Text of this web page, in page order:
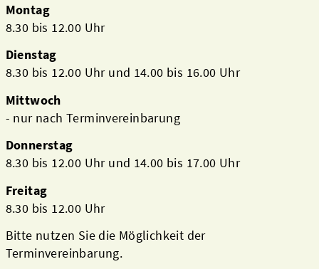
Montag
8.30 bis 12.00 Uhr
Dienstag
8.30 bis 12.00 Uhr und 14.00 bis 16.00 Uhr
Mittwoch
- nur nach Terminvereinbarung
Donnerstag
8.30 bis 12.00 Uhr und 14.00 bis 17.00 Uhr
Freitag
8.30 bis 12.00 Uhr
Bitte nutzen Sie die Möglichkeit der
Terminvereinbarung.